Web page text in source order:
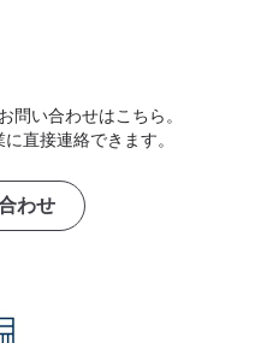
問い合わせはこちら。
直接連絡できます。
わせ